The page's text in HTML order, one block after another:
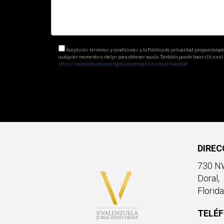
Acepto los términos y condiciones y la Política de privacidad
cualquier momento o «help» para obtener ayuda. También puede hacer clic en
https://www.thevalenzuelagroup.com/politica-de-privacidad
730
Doral,